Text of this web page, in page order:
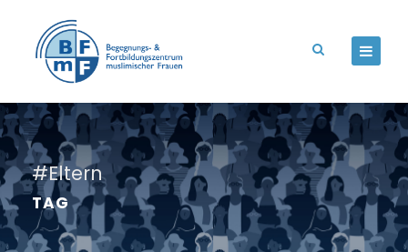
#Eltern
TAG